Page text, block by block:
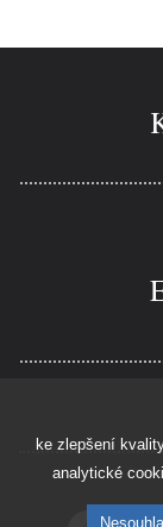
ke zlepšení
analytické